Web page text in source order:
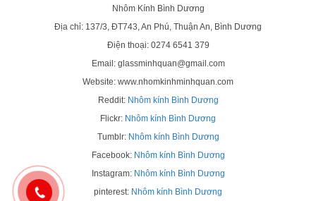
Nhôm Kính Bình Dương
Địa chỉ: 137/3, ĐT743, An Phú, Thuận An, Bình Dương
Điện thoại: 0274 6541 379
Email: glassminhquan@gmail.com
Website: www.nhomkinhminhquan.com
Reddit: Nhôm kính Bình Dương
Flickr: Nhôm kính Bình Dương
Tumblr: Nhôm kính Bình Dương
Facebook: Nhôm kính Bình Dương
Instagram: Nhôm kính Bình Dương
pinterest: Nhôm kính Bình Dương